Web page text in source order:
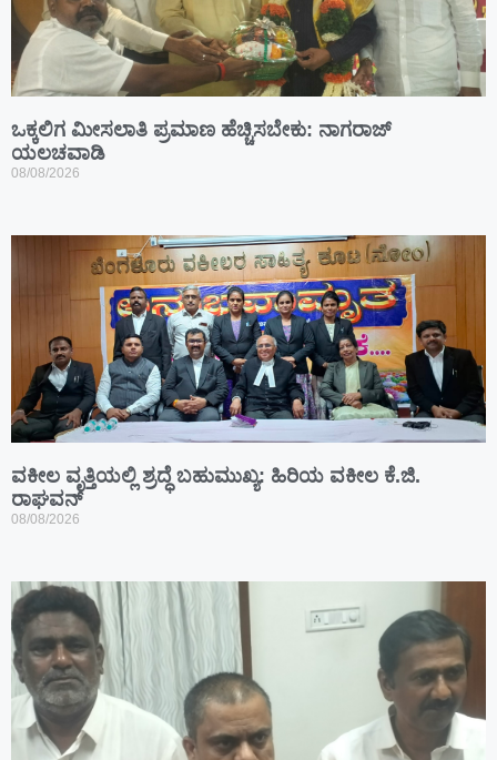
ಒಕ್ಕಲಿಗ ಮೀಸಲಾತಿ ಪ್ರಮಾಣ ಹೆಚ್ಚಿಸಬೇಕು: ನಾಗರಾಜ್
ಯಲಚವಾಡಿ
08/08/2026
ವಕೀಲ ವೃತ್ತಿಯಲ್ಲಿ ಶ್ರದ್ಧೆ ಬಹುಮುಖ್ಯ: ಹಿರಿಯ ವಕೀಲ ಕೆ.ಜಿ.
ರಾಘವನ್
08/08/2026